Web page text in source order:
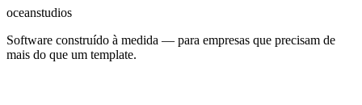
oceanstudios
Software construído à medida — para empresas que precisam de
mais do que um template.